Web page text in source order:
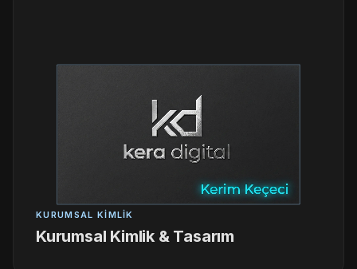
KURUMSAL KIMLIK
Kurumsal Kimlik & Tasarım